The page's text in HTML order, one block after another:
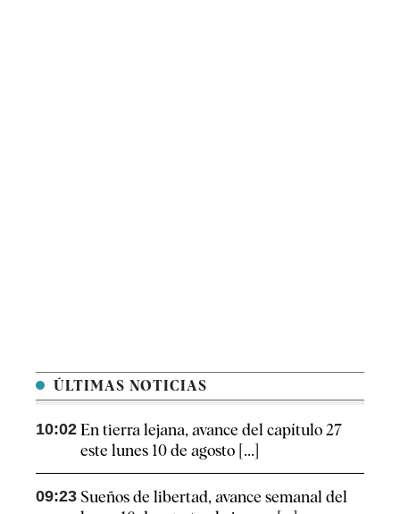
ÚLTIMAS NOTICIAS
10:02 En tierra lejana, avance del capítulo 27
este lunes 10 de agosto [...]
09:23 Sueños de libertad, avance semanal del